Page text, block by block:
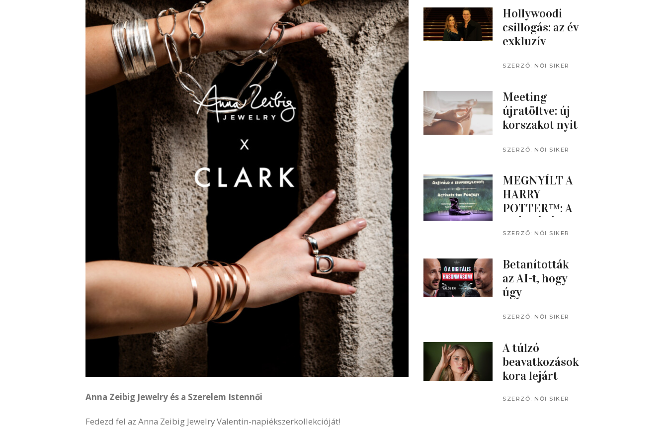
Anna Zeibig Jewelry és a Szerelem Istennői
Fedezd fel az Anna Zeibig Jewelry Valentin-napiékszerkollekcióját!
Hollywoodi
csillogás: az év
exkluzív
az Orfeumban
SZERZŐ: NŐI SIKER
Meeting
újratöltve: új
korszakot nyit
rendezvényekb
SZERZŐ: NŐI SIKER
MEGNYÍLT A
HARRY
POTTER™: A
SZENTENDRÉ
SZERZŐ: NŐI SIKER
Betanították
az AI-t, hogy
úgy
mint ő: saját
beszélgetett a
műsorvezető
SZERZŐ: NŐI SIKER
A túlzó
beavatkozások
kora lejárt
SZERZŐ: NŐI SIKER